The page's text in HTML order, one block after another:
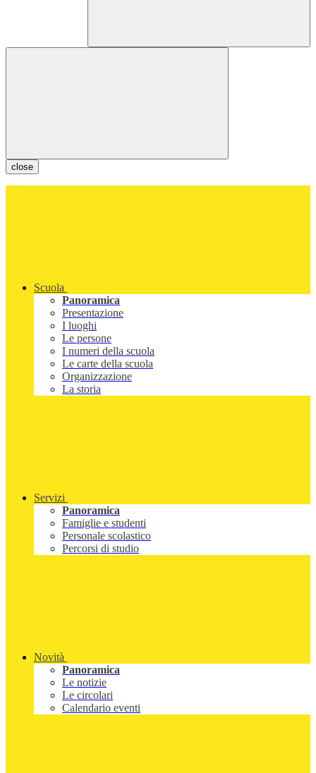
close
Scuola
Panoramica
Presentazione
I luoghi
Le persone
I numeri della scuola
Le carte della scuola
Organizzazione
La storia
Servizi
Panoramica
Famiglie e studenti
Personale scolastico
Percorsi di studio
Novità
Panoramica
Le notizie
Le circolari
Calendario eventi